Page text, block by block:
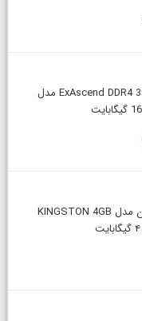
رم کامپیوتر ExAscend DDR4 3200MHz مدل
رم کامپیوتر کینگستون مدل KINGSTON 4GB